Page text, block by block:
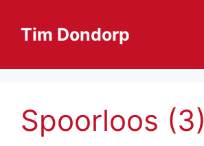
naarTim Dondorp
Spoorloos (3)